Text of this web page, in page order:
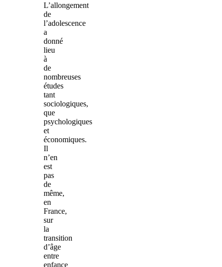
L’allongement
de
l’adolescence
a
donné
lieu
à
de
nombreuses
études
tant
sociologiques,
que
psychologiques
et
économiques.
Il
n’en
est
pas
de
même,
en
France,
sur
la
transition
d’âge
entre
enfance